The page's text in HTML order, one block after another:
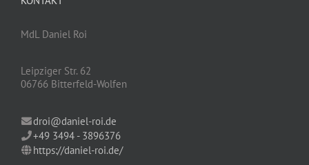
MdL Daniel Roi
Leipziger Str. 62
06766 Bitterfeld-Wolfen
droi@daniel-roi.de
+49 3494 - 3896376
https://daniel-roi.de/